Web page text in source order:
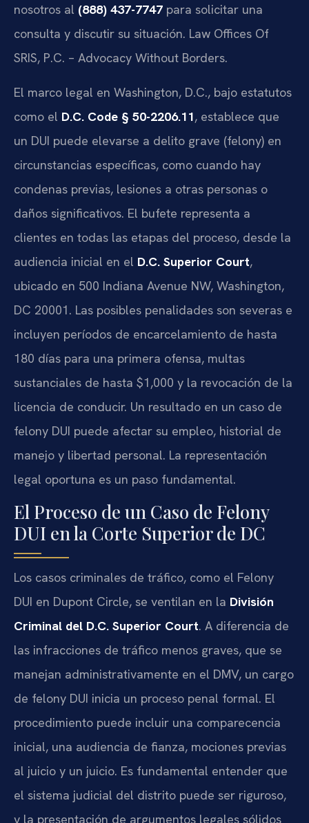
nosotros al (888) 437-7747 para solicitar una
consulta y discutir su situación. Law Offices Of
SRIS, P.C. – Advocacy Without Borders.
El marco legal en Washington, D.C., bajo estatutos
como el D.C. Code § 50-2206.11, establece que
un DUI puede elevarse a delito grave (felony) en
circunstancias específicas, como cuando hay
condenas previas, lesiones a otras personas o
daños significativos. El bufete representa a
clientes en todas las etapas del proceso, desde la
audiencia inicial en el D.C. Superior Court,
ubicado en 500 Indiana Avenue NW, Washington,
DC 20001. Las posibles penalidades son severas e
incluyen períodos de encarcelamiento de hasta
180 días para una primera ofensa, multas
sustanciales de hasta $1,000 y la revocación de la
licencia de conducir. Un resultado en un caso de
felony DUI puede afectar su empleo, historial de
manejo y libertad personal. La representación
legal oportuna es un paso fundamental.
El Proceso de un Caso de Felony
DUI en la Corte Superior de DC
Los casos criminales de tráfico, como el Felony
DUI en Dupont Circle, se ventilan en la División
Criminal del D.C. Superior Court. A diferencia de
las infracciones de tráfico menos graves, que se
manejan administrativamente en el DMV, un cargo
de felony DUI inicia un proceso penal formal. El
procedimiento puede incluir una comparecencia
inicial, una audiencia de fianza, mociones previas
al juicio y un juicio. Es fundamental entender que
el sistema judicial del distrito puede ser riguroso,
y la presentación de argumentos legales sólidos